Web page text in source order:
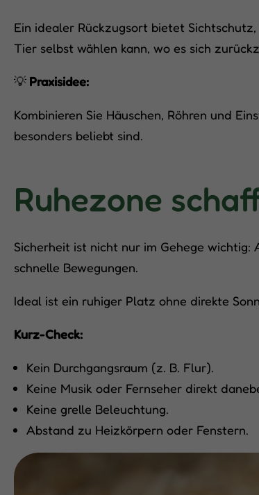
Ein idealer Rückzugsort bietet
Tier selbst wählen kann, wo es sich
💡 Praxisidee:
Kombinieren Sie Häuschen, Röhren und
besonders beliebt sind.
Ruhezone
Sicherheit ist nicht nur im Gehege
schnelle Bewegungen.
Ideal ist ein ruhiger Platz ohne direkte
Kurz-Check:
Kein Durchgangsraum (z. B. Flur).
Keine Musik oder Fernseher direkt
Keine grelle Beleuchtung.
Abstand zu Heizkörpern oder Fenstern.